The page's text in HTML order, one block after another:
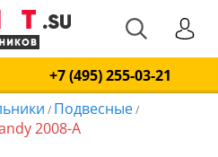
+7 (495) 255-03-21
/ Подвесные/
2008-A